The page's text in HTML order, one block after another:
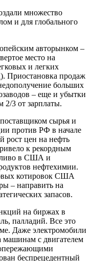
множество
и для глобального
авторынком –
место на
и легких
Приостановка продаж
больших
– еще и убытки
2/3 от зарплаты.
сырья и
против РФ в начале
рост цен на нефть
к рекордным
в США и
нефтехимии.
котировок США
– направить на
запасов.
на биржах в
палладий. Все это
Даже электромобили
машинам с двигателем
беспрецедентный